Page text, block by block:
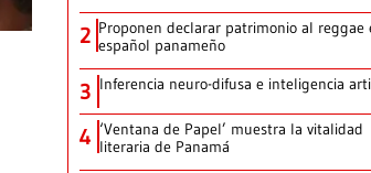
2 Proponen declarar patrimonio al reggae
español panameño
3 Inferencia neuro-difusa e inteligencia
4 ‘Ventana de Papel’ muestra la vitalidad
literaria de Panamá